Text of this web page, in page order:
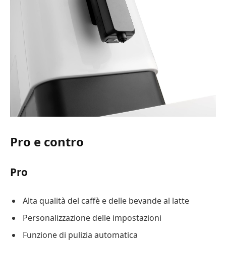
Pro e contro
Pro
Alta qualità del caffè e delle bevande al latte
Personalizzazione delle impostazioni
Funzione di pulizia automatica